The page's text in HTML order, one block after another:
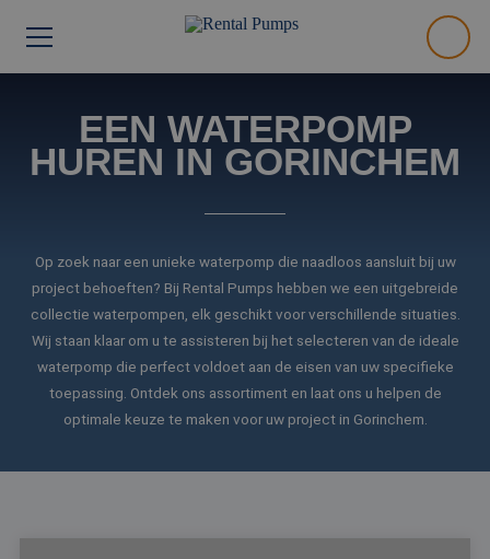
EEN WATERPOMP
HUREN IN GORINCHEM
Op zoek naar een unieke waterpomp die naadloos aansluit bij uw
project behoeften? Bij Rental Pumps hebben we een uitgebreide
collectie waterpompen, elk geschikt voor verschillende situaties.
Wij staan klaar om u te assisteren bij het selecteren van de ideale
waterpomp die perfect voldoet aan de eisen van uw specifieke
toepassing. Ontdek ons assortiment en laat ons u helpen de
optimale keuze te maken voor uw project in Gorinchem.